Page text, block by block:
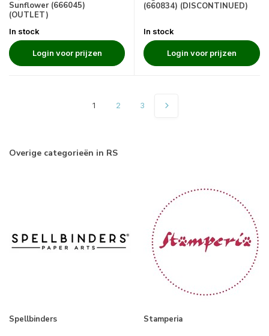
Sunflower (666045)
(OUTLET)
In stock
Login voor prijzen
(660834) (DISCONTINUED)
In stock
Login voor prijzen
1 2 3
Overige categorieën in RS
Spellbinders Stamperia